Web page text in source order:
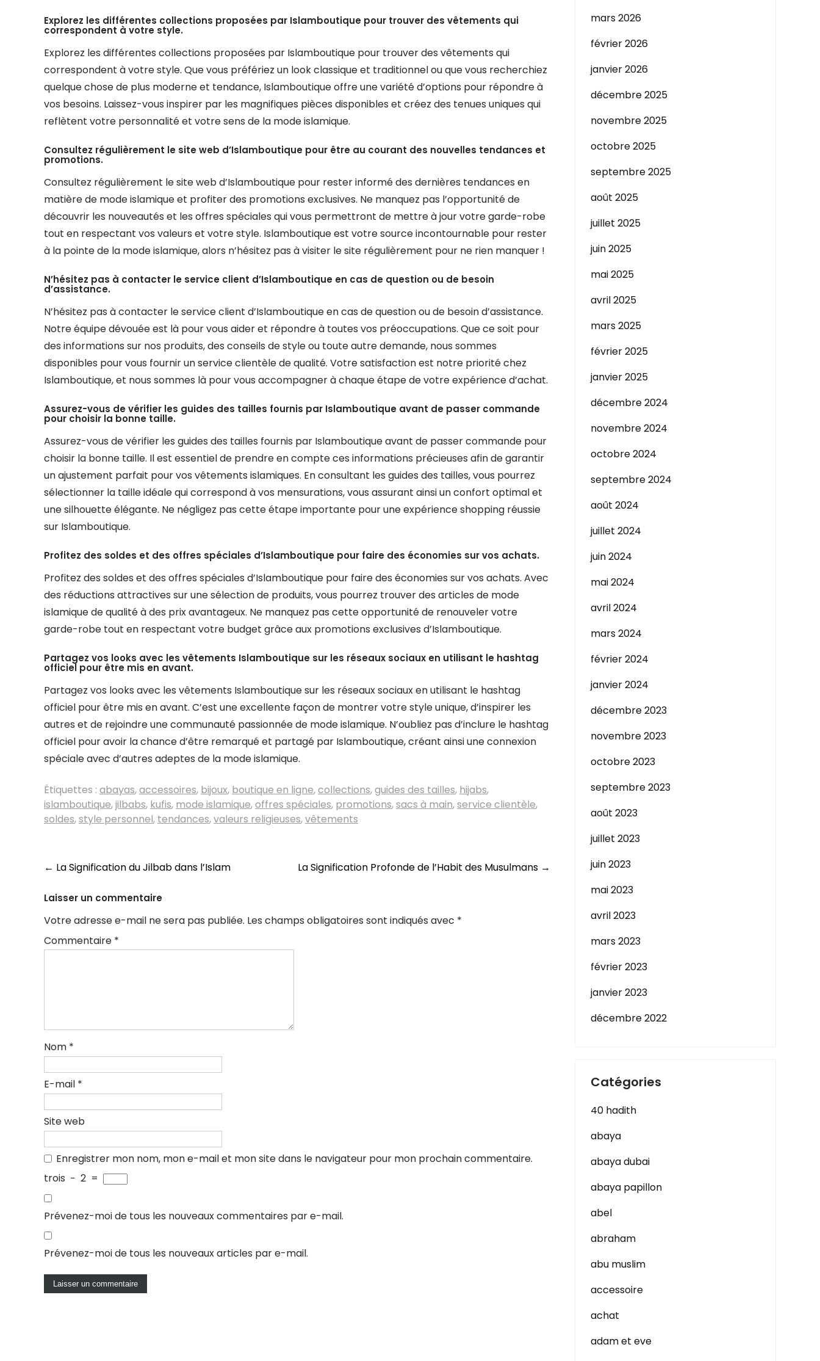
Explorez les différentes collections proposées par Islamboutique pour trouver des vêtements qui
correspondent à votre style.
Explorez les différentes collections proposées par Islamboutique pour trouver des vêtements qui
correspondent à votre style. Que vous préfériez un look classique et traditionnel ou que vous recherchiez
quelque chose de plus moderne et tendance, Islamboutique offre une variété d’options pour répondre à
vos besoins. Laissez-vous inspirer par les magnifiques pièces disponibles et créez des tenues uniques qui
reflètent votre personnalité et votre sens de la mode islamique.
Consultez régulièrement le site web d’Islamboutique pour être au courant des nouvelles tendances et
promotions.
Consultez régulièrement le site web d’Islamboutique pour rester informé des dernières tendances en
matière de mode islamique et profiter des promotions exclusives. Ne manquez pas l’opportunité de
découvrir les nouveautés et les offres spéciales qui vous permettront de mettre à jour votre garde-robe
tout en respectant vos valeurs et votre style. Islamboutique est votre source incontournable pour rester
à la pointe de la mode islamique, alors n’hésitez pas à visiter le site régulièrement pour ne rien manquer !
N’hésitez pas à contacter le service client d’Islamboutique en cas de question ou de besoin
d’assistance.
N’hésitez pas à contacter le service client d’Islamboutique en cas de question ou de besoin d’assistance.
Notre équipe dévouée est là pour vous aider et répondre à toutes vos préoccupations. Que ce soit pour
des informations sur nos produits, des conseils de style ou toute autre demande, nous sommes
disponibles pour vous fournir un service clientèle de qualité. Votre satisfaction est notre priorité chez
Islamboutique, et nous sommes là pour vous accompagner à chaque étape de votre expérience d’achat.
Assurez-vous de vérifier les guides des tailles fournis par Islamboutique avant de passer commande
pour choisir la bonne taille.
Assurez-vous de vérifier les guides des tailles fournis par Islamboutique avant de passer commande pour
choisir la bonne taille. Il est essentiel de prendre en compte ces informations précieuses afin de garantir
un ajustement parfait pour vos vêtements islamiques. En consultant les guides des tailles, vous pourrez
sélectionner la taille idéale qui correspond à vos mensurations, vous assurant ainsi un confort optimal et
une silhouette élégante. Ne négligez pas cette étape importante pour une expérience shopping réussie
sur Islamboutique.
Profitez des soldes et des offres spéciales d’Islamboutique pour faire des économies sur vos achats.
Profitez des soldes et des offres spéciales d’Islamboutique pour faire des économies sur vos achats. Avec
des réductions attractives sur une sélection de produits, vous pourrez trouver des articles de mode
islamique de qualité à des prix avantageux. Ne manquez pas cette opportunité de renouveler votre
garde-robe tout en respectant votre budget grâce aux promotions exclusives d’Islamboutique.
Partagez vos looks avec les vêtements Islamboutique sur les réseaux sociaux en utilisant le hashtag
officiel pour être mis en avant.
Partagez vos looks avec les vêtements Islamboutique sur les réseaux sociaux en utilisant le hashtag
officiel pour être mis en avant. C’est une excellente façon de montrer votre style unique, d’inspirer les
autres et de rejoindre une communauté passionnée de mode islamique. N’oubliez pas d’inclure le hashtag
officiel pour avoir la chance d’être remarqué et partagé par Islamboutique, créant ainsi une connexion
spéciale avec d’autres adeptes de la mode islamique.
Étiquettes : abayas,accessoires, bijoux, boutique en ligne,collections,guides des tailles, hijabs,
islamboutique,jilbabs, kufis, mode islamique,offres spéciales, promotions,sacs à main,service clientèle,
soldes,style personnel, tendances,valeurs religieuses,vêtements
Navigation
des
articles
← La Signification du Jilbab dans l’Islam La Signification Profonde de l’Habit des Musulmans →
Laisser un commentaire
Votre adresse e-mail ne sera pas publiée. Les champs obligatoires sont indiqués avec *
Commentaire *
Nom *
E-mail *
Site web
Enregistrer mon nom, mon e-mail et mon site dans le navigateur pour mon prochain commentaire.
trois − 2 =
Prévenez-moi de tous les nouveaux commentaires par e-mail.
Prévenez-moi de tous les nouveaux articles par e-mail.
mars 2026
février 2026
janvier 2026
décembre 2025
novembre 2025
octobre 2025
septembre 2025
août 2025
juillet 2025
juin 2025
mai 2025
avril 2025
mars 2025
février 2025
janvier 2025
décembre 2024
novembre 2024
octobre 2024
septembre 2024
août 2024
juillet 2024
juin 2024
mai 2024
avril 2024
mars 2024
février 2024
janvier 2024
décembre 2023
novembre 2023
octobre 2023
septembre 2023
août 2023
juillet 2023
juin 2023
mai 2023
avril 2023
mars 2023
février 2023
janvier 2023
décembre 2022
Catégories
40 hadith
abaya
abaya dubai
abaya papillon
abel
abraham
abu muslim
accessoire
achat
adam et eve